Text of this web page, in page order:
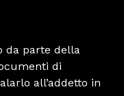
da parte della
di
all’addetto in